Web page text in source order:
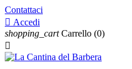
Contattaci
 Accedi
shopping_cart Carrello (0)
